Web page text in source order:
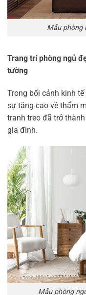
Mẫu phòng
Trang trí phòng ngủ
tường
Trong bối cảnh kinh
sự tăng cao về thẩm
tranh treo đã trở
gia đình.
Mẫu phòng